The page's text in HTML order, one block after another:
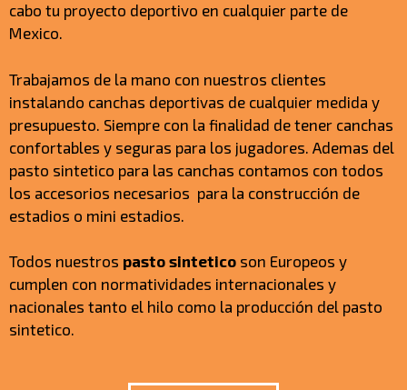
cabo tu proyecto deportivo en cualquier parte de
Mexico.
Trabajamos de la mano con nuestros clientes
instalando canchas deportivas de cualquier medida y
presupuesto. Siempre con la finalidad de tener canchas
confortables y seguras para los jugadores. Ademas del
pasto sintetico para las canchas contamos con todos
los accesorios necesarios para la construcción de
estadios o mini estadios.
Todos nuestros pasto sintetico son Europeos y
cumplen con normatividades internacionales y
nacionales tanto el hilo como la producción del pasto
sintetico.